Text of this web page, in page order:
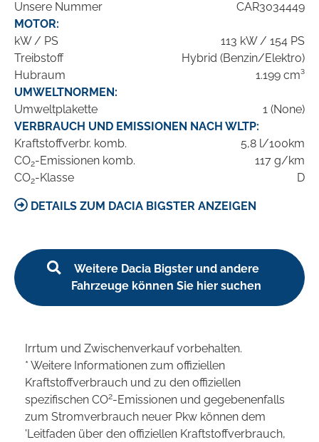
Unsere Nummer
CAR3034449
MOTOR:
kW / PS
113 kW / 154 PS
Treibstoff
Hybrid (Benzin/Elektro)
Hubraum
1.199 cm³
UMWELTNORMEN:
Umweltplakette
1 (None)
VERBRAUCH UND EMISSIONEN NACH WLTP:
Kraftstoffverbr. komb.
5,8 l/100km
CO2-Emissionen komb.
117 g/km
CO2-Klasse D
DETAILS ZUM DACIA BIGSTER ANZEIGEN
Weitere Dacia Bigster und andere
Fahrzeuge können Sie hier suchen
Irrtum und Zwischenverkauf vorbehalten.
* Weitere Informationen zum offiziellen
Kraftstoffverbrauch und zu den offiziellen
spezifischen CO2-Emissionen und gegebenenfalls
zum Stromverbrauch neuer Pkw können dem
'Leitfaden über den offiziellen Kraftstoffverbrauch,